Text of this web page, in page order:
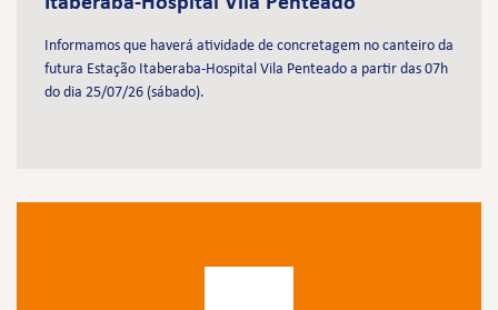
Informamos que haverá atividade de concretagem no canteiro da
futura Estação Itaberaba-Hospital Vila Penteado a partir das 07h
do dia 25/07/26 (sábado).